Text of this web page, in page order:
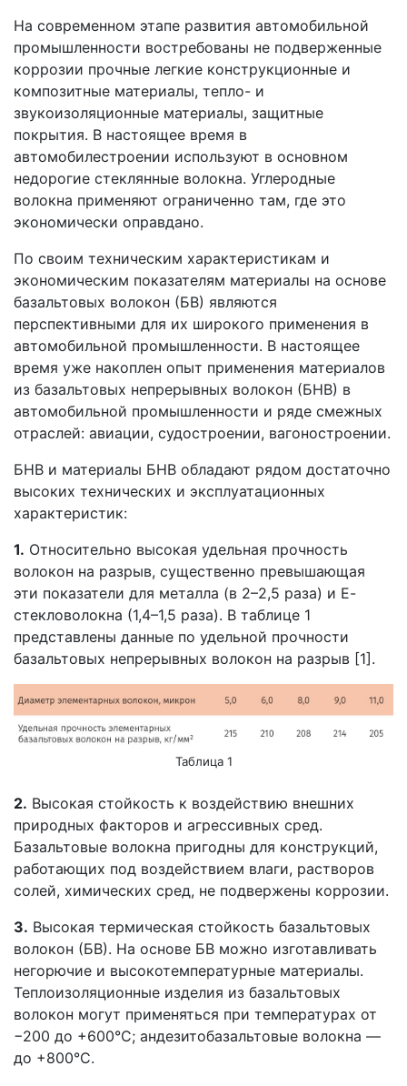
На современном этапе развития автомобильной
промышленности востребованы не подверженные
коррозии прочные легкие конструкционные и
композитные материалы, тепло- и
звукоизоляционные материалы, защитные
покрытия. В настоящее время в
автомобилестроении используют в основном
недорогие стеклянные волокна. Углеродные
волокна применяют ограниченно там, где это
экономически оправдано.
По своим техническим характеристикам и
экономическим показателям материалы на основе
базальтовых волокон (БВ) являются
перспективными для их широкого применения в
автомобильной промышленности. В настоящее
время уже накоплен опыт применения материалов
из базальтовых непрерывных волокон (БНВ) в
автомобильной промышленности и ряде смежных
отраслей: авиации, судостроении, вагоностроении.
БНВ и материалы БНВ обладают рядом достаточно
высоких технических и эксплуатационных
характеристик:
1. Относительно высокая удельная прочность
волокон на разрыв, существенно превышающая
эти показатели для металла (в 2–2,5 раза) и Е-
стекловолокна (1,4–1,5 раза). В таблице 1
представлены данные по удельной прочности
базальтовых непрерывных волокон на разрыв [1].
Таблица 1
2. Высокая стойкость к воздействию внешних
природных факторов и агрессивных сред.
Базальтовые волокна пригодны для конструкций,
работающих под воздействием влаги, растворов
солей, химических сред, не подвержены коррозии.
3. Высокая термическая стойкость базальтовых
волокон (БВ). На основе БВ можно изготавливать
негорючие и высокотемпературные материалы.
Теплоизоляционные изделия из базальтовых
волокон могут применяться при температурах от
−200 до +600°С; андезитобазальтовые волокна —
до +800°С.